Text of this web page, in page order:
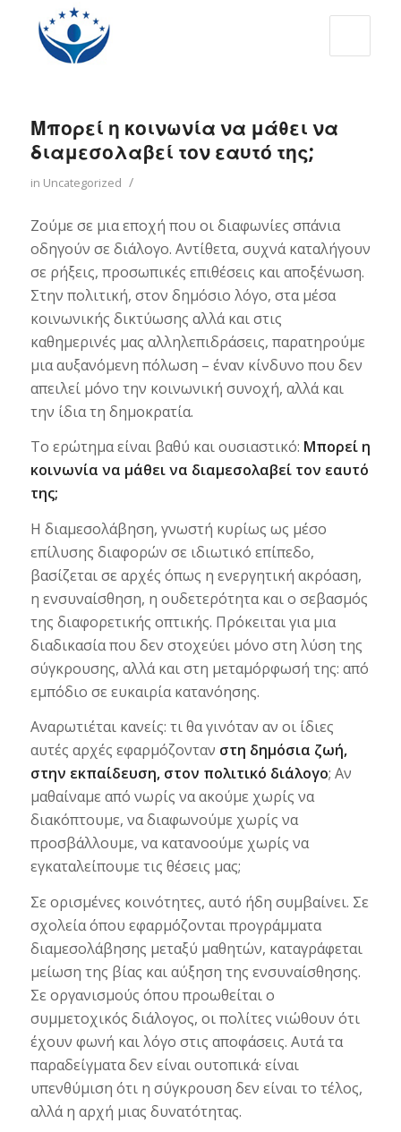
Μπορεί η κοινωνία να μάθει να
διαμεσολαβεί τον εαυτό της;
in Uncategorized /
Ζούμε σε μια εποχή που οι διαφωνίες σπάνια
οδηγούν σε διάλογο. Αντίθετα, συχνά καταλήγουν
σε ρήξεις, προσωπικές επιθέσεις και αποξένωση.
Στην πολιτική, στον δημόσιο λόγο, στα μέσα
κοινωνικής δικτύωσης αλλά και στις
καθημερινές μας αλληλεπιδράσεις, παρατηρούμε
μια αυξανόμενη πόλωση – έναν κίνδυνο που δεν
απειλεί μόνο την κοινωνική συνοχή, αλλά και
την ίδια τη δημοκρατία.
Το ερώτημα είναι βαθύ και ουσιαστικό: Μπορεί η
κοινωνία να μάθει να διαμεσολαβεί τον εαυτό
της;
Η διαμεσολάβηση, γνωστή κυρίως ως μέσο
επίλυσης διαφορών σε ιδιωτικό επίπεδο,
βασίζεται σε αρχές όπως η ενεργητική ακρόαση,
η ενσυναίσθηση, η ουδετερότητα και ο σεβασμός
της διαφορετικής οπτικής. Πρόκειται για μια
διαδικασία που δεν στοχεύει μόνο στη λύση της
σύγκρουσης, αλλά και στη μεταμόρφωσή της: από
εμπόδιο σε ευκαιρία κατανόησης.
Αναρωτιέται κανείς: τι θα γινόταν αν οι ίδιες
αυτές αρχές εφαρμόζονταν στη δημόσια ζωή,
στην εκπαίδευση, στον πολιτικό διάλογο; Αν
μαθαίναμε από νωρίς να ακούμε χωρίς να
διακόπτουμε, να διαφωνούμε χωρίς να
προσβάλλουμε, να κατανοούμε χωρίς να
εγκαταλείπουμε τις θέσεις μας;
Σε ορισμένες κοινότητες, αυτό ήδη συμβαίνει. Σε
σχολεία όπου εφαρμόζονται προγράμματα
διαμεσολάβησης μεταξύ μαθητών, καταγράφεται
μείωση της βίας και αύξηση της ενσυναίσθησης.
Σε οργανισμούς όπου προωθείται ο
συμμετοχικός διάλογος, οι πολίτες νιώθουν ότι
έχουν φωνή και λόγο στις αποφάσεις. Αυτά τα
παραδείγματα δεν είναι ουτοπικά· είναι
υπενθύμιση ότι η σύγκρουση δεν είναι το τέλος,
αλλά η αρχή μιας δυνατότητας.